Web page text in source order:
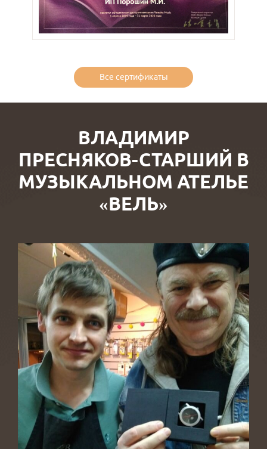
Все сертификаты
ВЛАДИМИР
ПРЕСНЯКОВ-СТАРШИЙ В
МУЗЫКАЛЬНОМ АТЕЛЬЕ
«ВЕЛЬ»